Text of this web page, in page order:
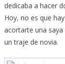
dedicaba a hacer
Hoy, no es que
acortarte una
un traje de novia.